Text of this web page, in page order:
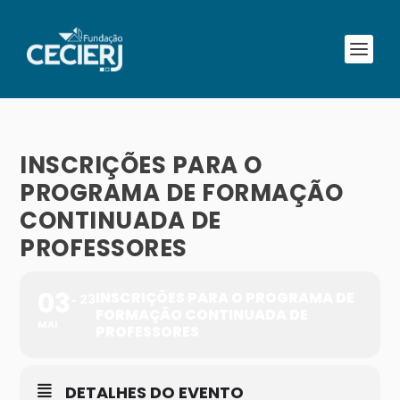
INSCRIÇÕES PARA O
PROGRAMA DE FORMAÇÃO
CONTINUADA DE
PROFESSORES
DETALHES DO EVENTO